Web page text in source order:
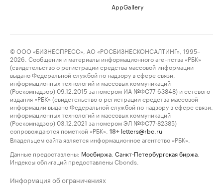
AppGallery
© ООО «БИЗНЕСПРЕСС», АО «РОСБИЗНЕСКОНСАЛТИНГ», 1995–
2026. Сообщения и материалы информационного агентства «РБК»
(свидетельство о регистрации средства массовой информации
выдано Федеральной службой по надзору в сфере связи,
информационных технологий и массовых коммуникаций
(Роскомнадзор) 09.12.2015 за номером ИА №ФС77-63848) и сетевого
издания «РБК» (свидетельство о регистрации средства массовой
информации выдано Федеральной службой по надзору в сфере связи,
информационных технологий и массовых коммуникаций
(Роскомнадзор) 03.12.2021 за номером ЭЛ №ФС77-82385)
сопровождаются пометкой «РБК».
18+ letters@rbc.ru
Владельцем сайта является информационное агентство «РБК».
Данные предоставлены: Мосбиржа Санкт-Петербургская биржа
Индексы облигаций предоставлены Cbonds.
Информация об ограничениях